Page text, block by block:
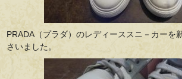
PRADA（プラダ）のレディーススニ－カーを
さいました。